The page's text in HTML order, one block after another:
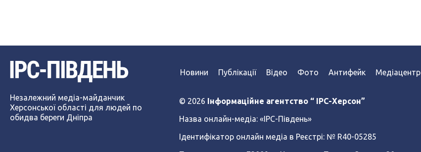
Незалежний медіа-майданчик
Херсонської області для людей по
обидва береги Дніпра
Новини Публікації Відео Фото Антифейк Медіацентр
© 2026
Інформаційне агентство “ IPC-Херсон”
Назва онлайн-медіа: «ІРС-Південь»
Ідентифікатор онлайн медіа в Реєстрі: № R40-05285